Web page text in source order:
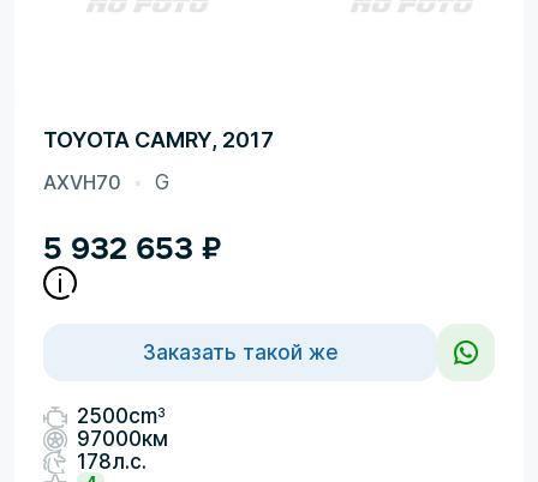
TOYOTA CAMRY, 2017
AXVH70 G
5 932 653 ₽
Заказать такой же
2500cm3
97000км
178л.с.